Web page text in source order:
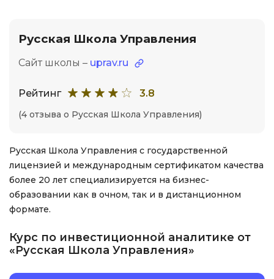
Русская Школа Управления
Сайт школы – uprav.ru
Рейтинг 3.8
(4 отзыва о Русская Школа Управления)
Русская Школа Управления с государственной
лицензией и международным сертификатом качества
более 20 лет специализируется на бизнес-
образовании как в очном, так и в дистанционном
формате.
Курс по инвестиционной аналитике от
«Русская Школа Управления»